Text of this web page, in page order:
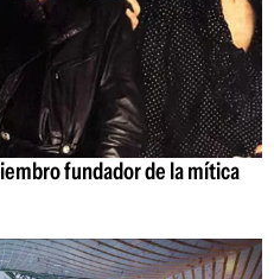
fundador de la mítica